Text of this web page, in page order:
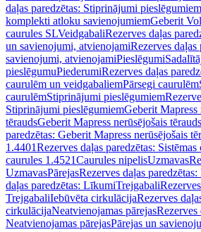
daļas paredzētas: Stiprinājumi pieslēgumiem
komplekti atloku savienojumiemGeberit
caurules SLVeidgabaliRezerves daļas
un savienojumi, atvienojamiRezerves daļas
savienojumi, atvienojamiPieslēgumi
pieslēgumuPiederumiRezerves daļas
caurulēm un veidgabaliemPārsegi caurulēm
caurulēmStiprinājumi pieslēgumiem
Stiprinājumi pieslēgumiemGeberit Mapress
tēraudsGeberit Mapress nerūsējošais tērauds
paredzētas: Geberit Mapress nerūsējošais
1.4401Rezerves daļas paredzētas: Sistēmas
caurules 1.4521Caurules nipelisUzmavas
UzmavasPārejasRezerves daļas paredzētas:
daļas paredzētas: LīkumiTrejgabali
TrejgabaliIebūvēta cirkulācijaRezerves
cirkulācijaNeatvienojamas pārejasRezerves
Neatvienojamas pārejasPārejas un